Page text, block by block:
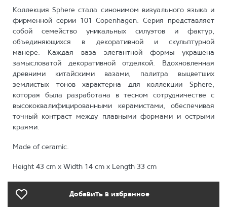
Коллекция Sphere стала синонимом визуального языка и
фирменной серии 101 Copenhagen. Серия представляет
собой семейство уникальных силуэтов и фактур,
объединяющихся в декоративной и скульптурной
манере. Каждая ваза элегантной формы украшена
замысловатой декоративной отделкой. Вдохновленная
древними китайскими вазами, палитра выцветших
землистых тонов характерна для коллекции Sphere,
которая была разработана в тесном сотрудничестве с
высококвалифицированными керамистами, обеспечивая
точный контраст между плавными формами и острыми
краями.
Made of ceramic.
Height 43 cm x Width 14 cm x Length 33 cm
Добавить в избранное